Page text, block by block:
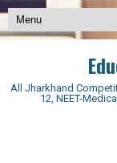
All Jharkhand
12, NEET-